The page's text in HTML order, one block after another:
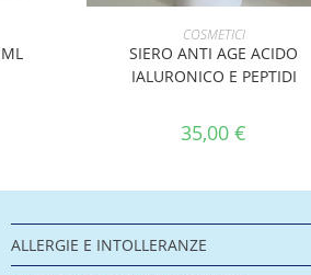
AGGIUNGI AL CARRELLO
COSMETICI
SIERO ANTI AGE ACIDO
IALURONICO E PEPTIDI
35,00 €
ALLERGIE E INTOLLERANZE